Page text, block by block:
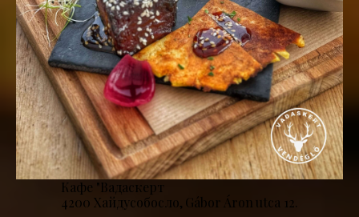
Кафе "Вадаскерт
4200 Хайдусобосло, Gábor Áron utca 12.